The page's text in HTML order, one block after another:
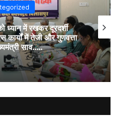
ध्यान में रखकर दूरदर्शी
कार्यों में तेजी और गुणवत्ता
साव…..